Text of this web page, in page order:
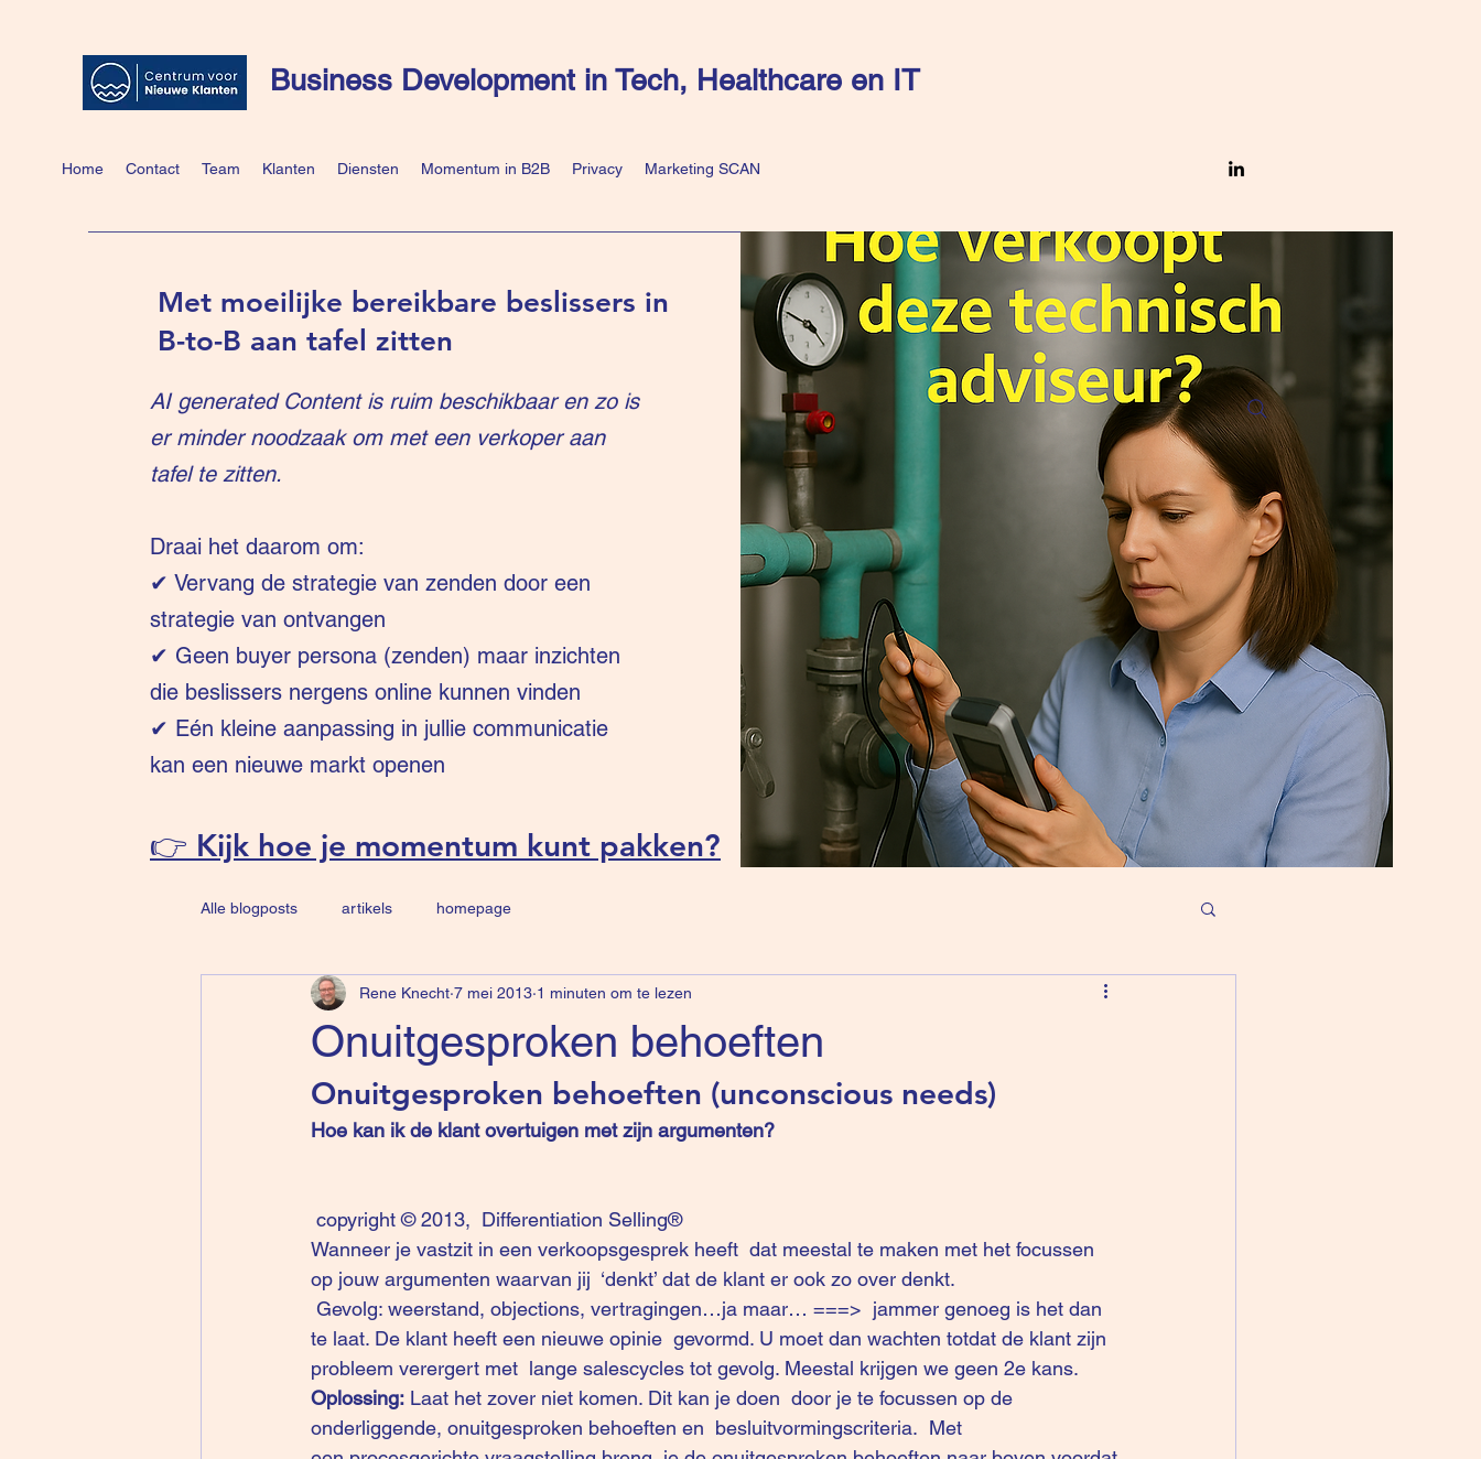
Business Development in Tech, Healthcare en IT
Home Contact Team Klanten Diensten Momentum in B2B Privacy Marketing SCAN
Met moeilijke bereikbare beslissers in
B-to-B aan tafel zitten
AI generated Content is ruim beschikbaar en zo is
er minder noodzaak om met een verkoper aan
tafel te zitten.
Draai het daarom om:
✔ Vervang de strategie van zenden door een
strategie van ontvangen
✔ Geen buyer persona (zenden) maar inzichten
die beslissers nergens online kunnen vinden
✔ Eén kleine aanpassing in jullie communicatie
kan een nieuwe markt openen
👉 Kijk hoe je momentum kunt pakken?
Alle blogposts artikels homepage
Onuitgesproken behoeften
Rene Knecht 7 mei 2013 1 minuten om te lezen
Onuitgesproken behoeften (unconscious needs)
Hoe kan ik de klant overtuigen met zijn argumenten?
copyright © 2013,  Differentiation Selling®
Wanneer je vastzit in een verkoopsgesprek heeft  dat meestal te maken met het focussen
op jouw argumenten waarvan jij  ‘denkt’ dat de klant er ook zo over denkt.
te laat. De klant heeft een nieuwe opinie  gevormd. U moet dan wachten totdat de klant zijn
probleem verergert met  lange salescycles tot gevolg. Meestal krijgen we geen 2e kans.
Oplossing: Laat het zover niet komen. Dit kan je doen  door je te focussen op de
onderliggende, onuitgesproken behoeften en  besluitvormingscriteria.  Met